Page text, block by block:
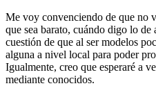
Me voy convenciendo de que no
que sea barato, cuándo digo lo de
cuestión de que al ser modelos
alguna a nivel local para poder
Igualmente, creo que esperaré a
mediante conocidos.